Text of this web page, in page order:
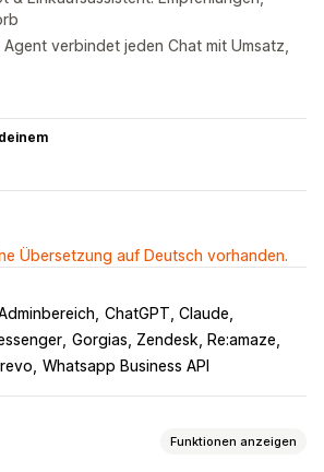
Agent verbindet jeden Chat mit Umsatz,
Übersetzung auf Deutsch vorhanden.
ChatGPT, Claude
Gorgias, Zendesk, Re:amaze
Whatsapp Business API
Funktionen anzeigen